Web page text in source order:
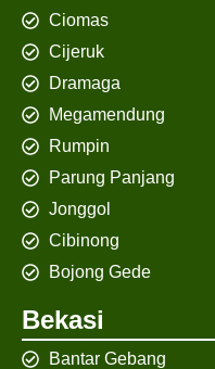
Ciomas
Cijeruk
Dramaga
Megamendung
Rumpin
Parung Panjang
Jonggol
Cibinong
Bojong Gede
Bekasi
Bantar Gebang